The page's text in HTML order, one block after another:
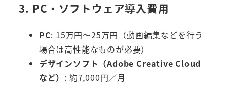
3. PC・ソフトウェア導入費用
PC: 15万円〜25万円（動画編集などを行う
場合は高性能なものが必要）
デザインソフト（Adobe Creative Cloud
など） : 約7,000円／月